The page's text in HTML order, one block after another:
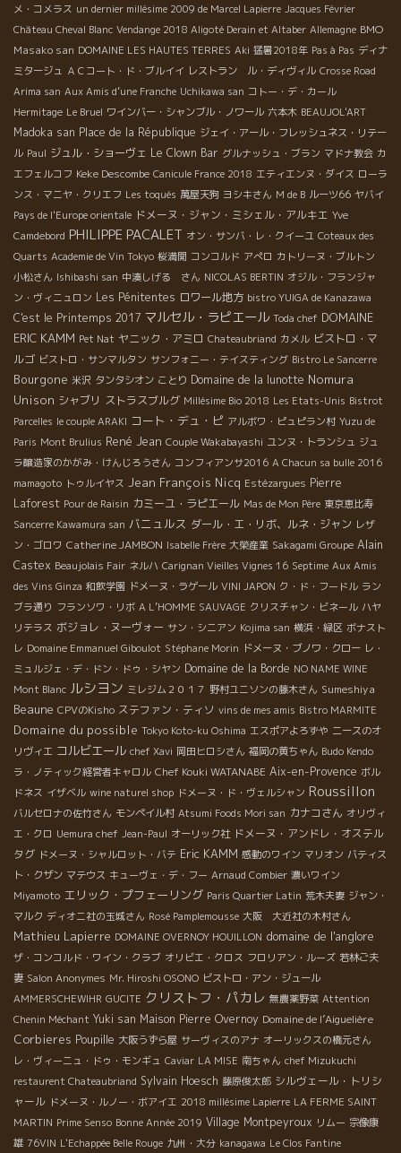
メ・コメラス un dernier millésime 2009 de Marcel Lapierre Jacques Février
Château Cheval Blanc Vendange 2018 Aligoté Derain et Altaber Allemagne BMO
Masako san DOMAINE LES HAUTES TERRES Aki 猛暑2018年 Pas à Pas ディナ
ミタージュ ＡＣコート・ド・ブルイイ レストラン ル・ディヴィル Crosse Road
Arima san Aux Amis d’une Franche Uchikawa san コトー・デ・カール
Hermitage Le Bruel ワインバー・シャンブル・ノワール 六本木 BEAUJOL'ART
Madoka san Place de la République ジェイ・アール・フレッシュネス・リテー
ル Paul ジュル・ショーヴェ Le Clown Bar グルナッシュ・ブラン マドナ教会 カ
エフェルコフ Keke Descombe Canicule France 2018 エティエンヌ・ダイス ローラ
ンス・マニヤ・クリエフ Les toqués 萬屋天狗 ヨシキさん M de B ルーツ66 ヤバイ
Pays de l'Europe orientale ドメーヌ・ジャン・ミシェル・アルキエ Yve
Camdebord PHILIPPE PACALET オン・サンバ・レ・クイーユ Coteaux des
Quarts Academie de Vin Tokyo 桜満開 コンコルド アぺロ カトリーヌ・ブルトン
小松さん Ishibashi san 中湊しげる さん NICOLAS BERTIN オジル・フランジャ
ン・ヴィニュロン Les Pénitentes ロワール地方 bistro YUIGA de Kanazawa
C'est le Printemps 2017 マルセル・ラピエール Toda chef DOMAINE
ERIC KAMM Pet Nat ヤニック・アミロ Chateaubriand カメル ビストロ・マ
ルゴ ビストロ・サンマルタン サンフォニー・テイスティング Bistro Le Sancerre
Bourgone 米沢 タンタシオン ことり Domaine de la lunotte Nomura
Unison シャブリ ストラスブルグ Millésime Bio 2018 Les Etats-Unis Bistrot
Parcelles le couple ARAKI コート・デュ・ピ アルボワ・ピュピラン村 Yuzu de
Paris Mont Brulius René Jean Couple Wakabayashi ユンヌ・トランシュ ジュ
ラ醸造家のかがみ・けんじろうさん コンフィアンサ2016 A Chacun sa bulle 2016
mamagoto トゥルイヤス Jean François Nicq Estézargues Pierre
Laforest Pour de Raisin カミーユ・ラピエール Mas de Mon Père 東京恵比寿
Sancerre Kawamura san バニュルス ダール・エ・リボ、ルネ・ジャン レザ
ン・ゴロワ Catherine JAMBON Isabelle Frère 大榮産業 Sakagami Groupe Alain
Castex Beaujolais Fair ネルハ Carignan Vieilles Vignes 16 Septime Aux Amis
des Vins Ginza 和飲学園 ドメーヌ・ラゲール VINI JAPON ク・ド・フードル ラン
ブラ通り フランソワ・リボ A L’HOMME SAUVAGE クリスチャン・ビネール ハヤ
リテラス ボジョレ・ヌーヴォー サン・シニアン Kojima san 横浜・緑区 ボナスト
レ Domaine Emmanuel Giboulot Stéphane Morin ドメーヌ・ブノワ・クロー レ・
ミュルジェ・デ・ドン・ドゥ・シヤン Domaine de la Borde NO NAME WINE
Mont Blanc ルシヨン ミレジム２０１７ 野村ユニソンの藤木さん Sumeshiya
Beaune CPVのKisho ステファン・ティソ vins de mes amis Bistro MARMITE
Domaine du possible Tokyo Koto-ku Oshima エスポアよろずや ニースのオ
リヴィエ コルビエール chef Xavi 岡田ヒロシさん 福岡の黄ちゃん Budo Kendo
ラ・ノティック経営者キャロル Chef Kouki WATANABE Aix-en-Provence ボル
ドネス イザベル wine naturel shop ドメーヌ・ド・ヴェルシャン Roussillon
バルセロナの佐竹さん モンペイル村 Atsumi Foods Mori san カナコさん オリヴィ
エ・クロ Uemura chef Jean-Paul オーリック社 ドメーヌ・アンドレ・オステル
タグ ドメーヌ・シャルロット・バテ Eric KAMM 感動のワイン マリオン バティス
ト・クザン マテウス キューヴェ・デ・フー Arnaud Combier 濃いワイン
Miyamoto エリック・プフェーリング Paris Quartier Latin 荒木夫妻 ジャン・
マルク ディオニ社の玉城さん Rosé Pamplemousse 大阪 大近社の木村さん
Mathieu Lapierre DOMAINE OVERNOY HOUILLON domaine de l'anglore
ザ・コンコルド・ワイン・クラブ オリビエ・クロス フロリアン・ルーズ 若林ご夫
妻 Salon Anonymes Mr. Hiroshi OSONO ビストロ・アン・ジュール
AMMERSCHEWIHR GUCITE クリストフ・パカレ 無農薬野菜 Attention
Chenin Méchant Yuki san Maison Pierre Overnoy Domaine de l’Aiguelière
Corbieres Poupille 大阪うずら屋 サーヴィスのアナ オーリックスの橋元さん
レ・ヴィーニュ・ドゥ・モンギュ Caviar LA MISE 南ちゃん chef Mizukuchi
restaurent Chateaubriand Sylvain Hoesch 藤原俊太郎 シルヴェール・トリシ
ャール ドメーヌ・ルノー・ボアイエ 2018 millésime Lapierre LA FERME SAINT
MARTIN Prime Senso Bonne Année 2019 Village Montpeyroux リムー 宗像康
雄 76VIN L'Echappée Belle Rouge 九州・大分 kanagawa Le Clos Fantine